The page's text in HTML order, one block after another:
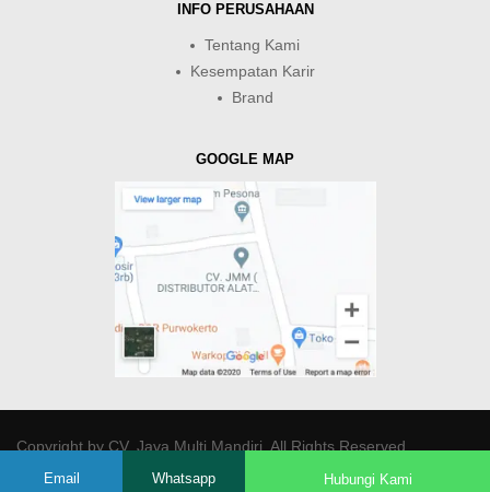
INFO PERUSAHAAN
Tentang Kami
Kesempatan Karir
Brand
GOOGLE MAP
Copyright byCV. Java Multi Mandiri. All Rights Reserved.
Email Whatsapp Hubungi Kami